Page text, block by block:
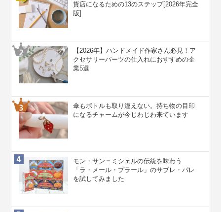
貨店になるための13のステップ[2026年完全
版]
【2026年】ハンドメイド作家さん必見！ア
クセサリーパーツの仕入れにおすすめの企
業5選
傘もボトルも取り違えない。持ち物の目印
になるチャームが今じわじわ来ています
モン・サン＝ミシェルの伝統を味わう
「ラ・メール・プラール」のサブレ・パレ
を試してみました